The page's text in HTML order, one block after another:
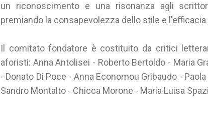
un riconoscimento e una risonanza agli
premiando la consapevolezza dello stile e
Il comitato fondatore è costituito da critici
aforisti: Anna Antolisei - Roberto Bertoldo - Maria
- Donato Di Poce - Anna Economou Gribaudo -
Sandro Montalto - Chicca Morone - Maria Luisa